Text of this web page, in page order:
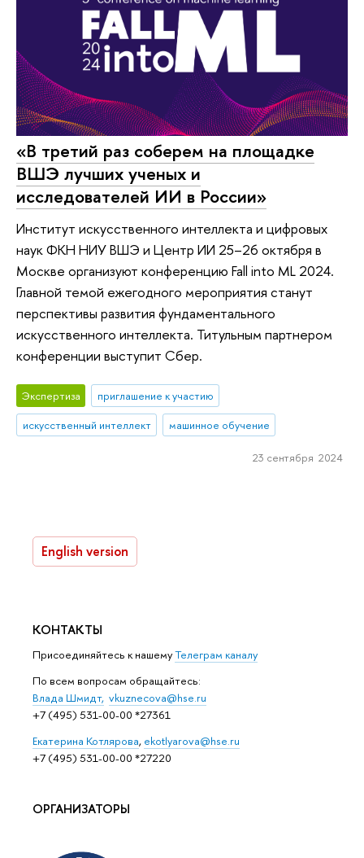
English version
КОНТАКТЫ
Присоединяйтесь к нашемуТелеграм каналу
По всем вопросам обращайтесь:
Влада Шмидт, vkuznecova@hse.ru
+7 (495) 531-00-00 *27361
Eкатерина Котлярова, ekotlyarova@hse.ru
+7 (495) 531-00-00 *27220
ОРГАНИЗАТОРЫ
«В третий раз соберем на площадке
ВШЭ лучших ученых и
исследователей ИИ в России»
Институт искусственного интеллекта и цифровых
наук ФКН НИУ ВШЭ и Центр ИИ 25–26 октября в
Москве организуют конференцию Fall into ML 2024.
Главной темой ежегодного мероприятия станут
перспективы развития фундаментального
искусственного интеллекта. Титульным партнером
конференции выступит Сбер.
Экспертиза
приглашение к участию
искусственный интеллект
машинное обучение
23 сентября 2024